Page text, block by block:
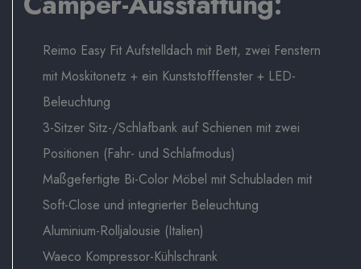
Reimo Easy Fit Aufstelldach mit Bett, zwei Fenstern
mit Moskitonetz + ein Kunststofffenster + LED-
Beleuchtung
3-Sitzer Sitz-/Schlafbank auf Schienen mit zwei
Positionen (Fahr- und Schlafmodus)
Maßgefertigte Bi-Color Möbel mit Schubladen mit
Soft-Close und integrierter Beleuchtung
Aluminium-Rolljalousie (Italien)
Waeco Kompressor-Kühlschrank